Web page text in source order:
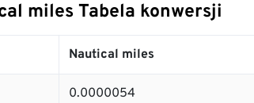
miles Tabela konwersji
Nautical miles
0.0000054